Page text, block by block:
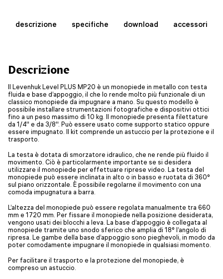
descrizione specifiche download accessori
Descrizione
Il Levenhuk Level PLUS MP20 è un monopiede in metallo con testa
fluida e base d’appoggio, il che lo rende molto più funzionale di un
classico monopiede da impugnare a mano. Su questo modello è
possibile installare strumentazioni fotografiche e dispositivi ottici
fino a un peso massimo di 10 kg. Il monopiede presenta filettature
da 1/4'' e da 3/8''. Può essere usato come supporto statico oppure
essere impugnato. Il kit comprende un astuccio per la protezione e il
trasporto.
La testa è dotata di smorzatore idraulico, che ne rende più fluido il
movimento. Ciò è particolarmente importante se si desidera
utilizzare il monopiede per effettuare riprese video. La testa del
monopiede può essere inclinata in alto o in basso e ruotata di 360°
sul piano orizzontale. È possibile regolarne il movimento con una
comoda impugnatura a barra.
L’altezza del monopiede può essere regolata manualmente tra 660
mm e 1720 mm. Per fissare il monopiede nella posizione desiderata,
vengono usati dei blocchi a leva. La base d’appoggio è collegata al
monopiede tramite uno snodo sferico che amplia di 18° l’angolo di
ripresa. Le gambe della base d’appoggio sono pieghevoli, in modo da
poter comodamente impugnare il monopiede in qualsiasi momento.
Per facilitare il trasporto e la protezione del monopiede, è
compreso un astuccio.